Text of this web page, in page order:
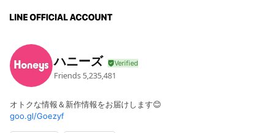
ハニーズ
Friends 5,235,481
オトクな情報＆新作情報をお届けします😊
goo.gl/Goezyf